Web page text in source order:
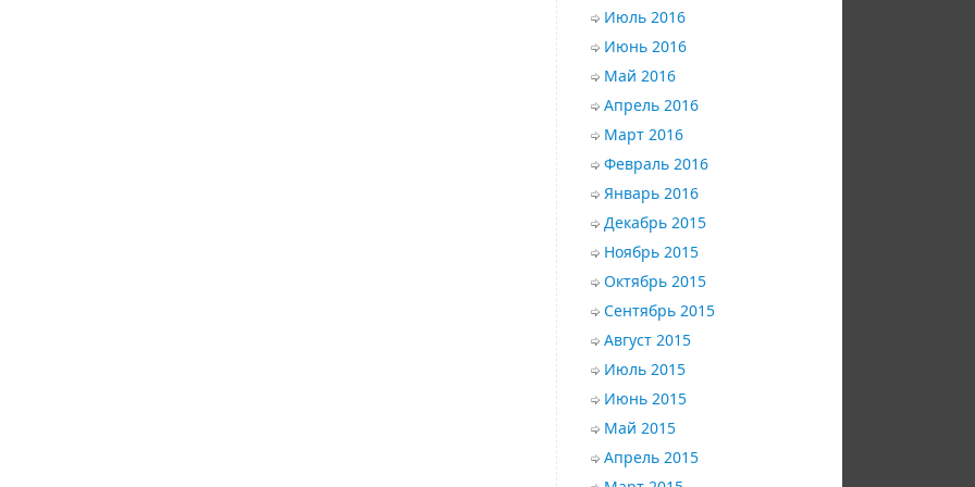
Июль 2016
Июнь 2016
Май 2016
Апрель 2016
Март 2016
Февраль 2016
Январь 2016
Декабрь 2015
Ноябрь 2015
Октябрь 2015
Сентябрь 2015
Август 2015
Июль 2015
Июнь 2015
Май 2015
Апрель 2015